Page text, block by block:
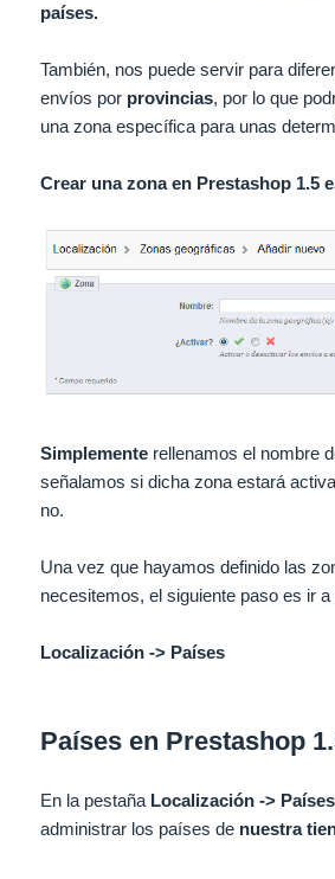
países.
También, nos puede servir para
envíos por provincias, por lo que
una zona específica para unas
Crear una zona en Prestashop 1.5
Simplemente rellenamos el nombre
señalamos si dicha zona estará
no.
Una vez que hayamos definido las
necesitemos, el siguiente paso es ir a
Localización -> Países
Países en Prestashop
En la pestaña Localización -> Países
administrar los países de nuestra